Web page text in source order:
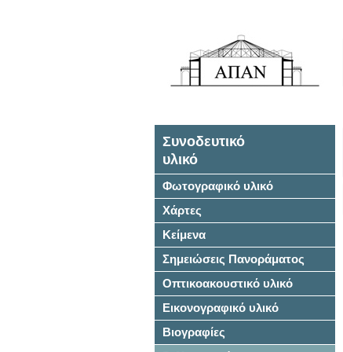
Συνοδευτικό
υλικό
Φωτογραφικό υλικό
Χάρτες
Κείμενα
Σημειώσεις Πανοράματος
Οπτικοακουστικό υλικό
Εικονογραφικό υλικό
Βιογραφίες